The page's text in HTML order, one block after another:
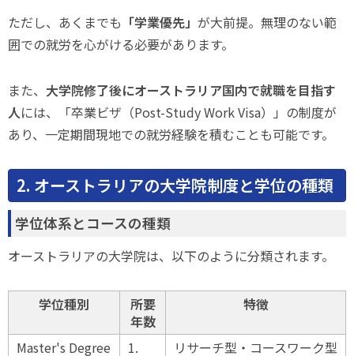
ただし、あくまでも 「学業優先」 が大前提。無理のない範
囲での就労を心がける必要があります。
また、 大学院修了後にオーストラリア国内で就職を目指す
人には、「卒業ビザ（Post-Study Work Visa）」の制度が
あり、一定期間現地での就労経験を積むことも可能です。
2. オーストラリアの大学院制度と学位の種類
学位体系とコースの種類
オーストラリアの大学院は、以下のように分類されます。
学位種別
所要
年数
特徴
Master's Degree
1.
リサーチ型・コースワーク型